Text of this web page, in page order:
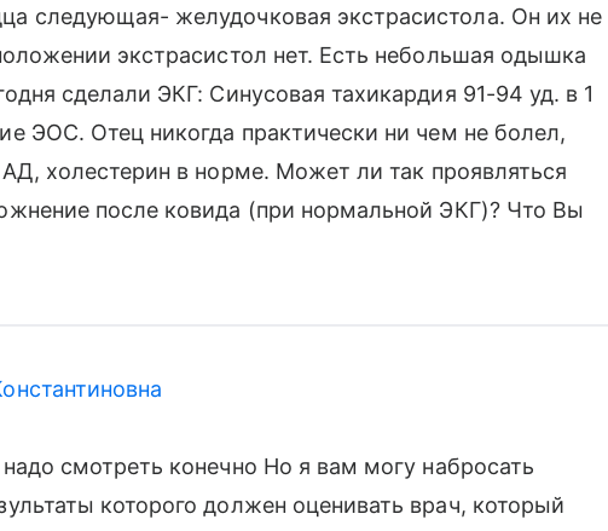
следующая- желудочковая экстрасистола. Он их не
экстрасистол нет. Есть небольшая одышка
сделали ЭКГ: Синусовая тахикардия 91-94 уд. в 1
ЭОС. Отец никогда практически ни чем не болел,
холестерин в норме. Может ли так проявляться
после ковида (при нормальной ЭКГ)? Что Вы
смотреть конечно Но я вам могу набросать
которого должен оценивать врач, который